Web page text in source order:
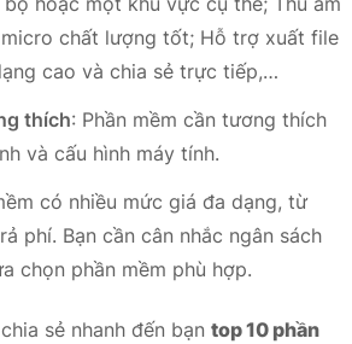
chất lượng tốt; Hỗ trợ xuất file
cao và chia sẻ trực tiếp,…
thích: Phần mềm cần tương thích
và cấu hình máy tính.
có nhiều mức giá đa dạng, từ
phí. Bạn cần cân nhắc ngân sách
chọn phần mềm phù hợp.
sẻ nhanh đến bạn top 10 phần